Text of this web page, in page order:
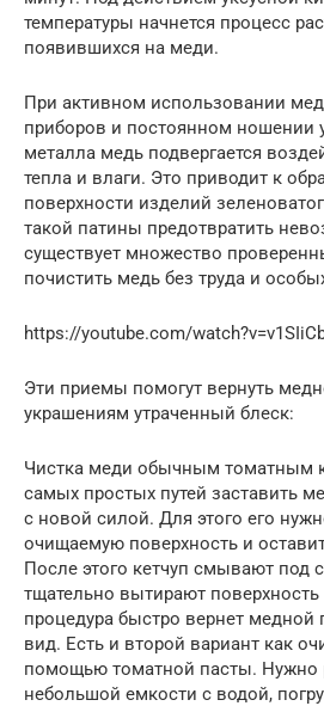
температуры начнется процесс
появившихся на меди.
При активном использовании
приборов и постоянном ношении
металла медь подвергается
тепла и влаги. Это приводит к
поверхности изделий
такой патины предотвратить
существует множество
почистить медь без труда и
https://youtube.com/
Эти приемы помогут вернуть
украшениям утраченный блеск:
Чистка меди обычным томатным
самых простых путей заставить
с новой силой. Для этого его
очищаемую поверхность и
После этого кетчуп смывают под
тщательно вытирают поверхность
процедура быстро вернет
вид. Есть и второй вариант как
помощью томатной пасты. Нужно
небольшой емкости с водой,